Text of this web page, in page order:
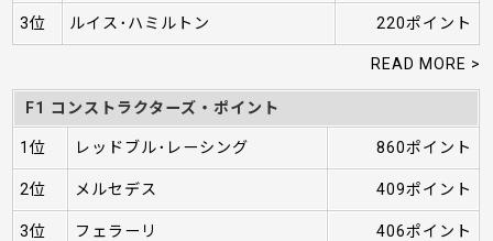
3位 ルイス･ハミルトン 220ポイント
READ MORE >
F1 コンストラクターズ・ポイント
1位 レッドブル･レーシング 860ポイント
2位 メルセデス 409ポイント
3位 フェラーリ 406ポイント